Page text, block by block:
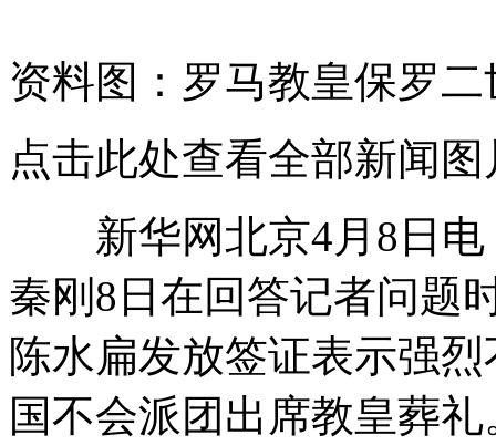
资料图：罗马教皇保罗二
点击此处查看全部新闻图
新华网北京4月8日电
秦刚8日在回答记者问题
陈水扁发放签证表示强
国不会派团出席教皇葬礼